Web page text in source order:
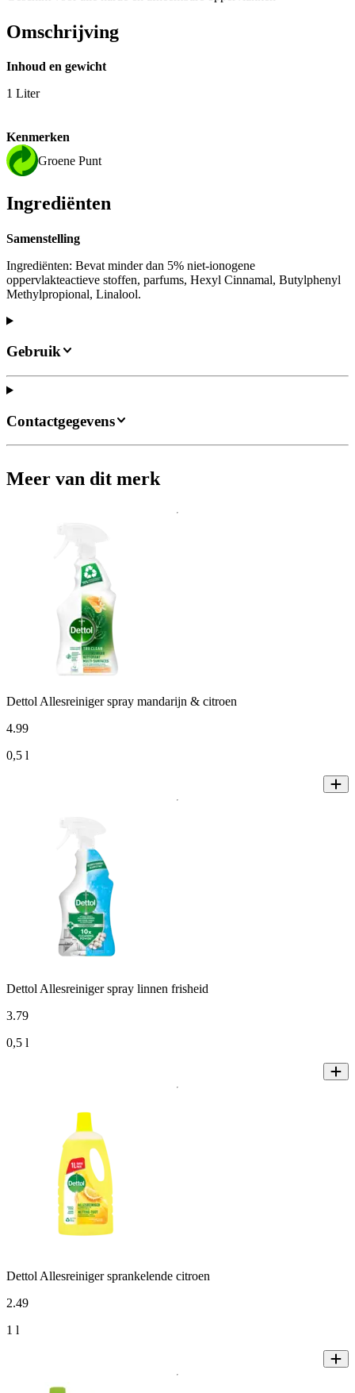
Omschrijving
Inhoud en gewicht
1 Liter
Kenmerken
Groene Punt
Ingrediënten
Samenstelling
Ingrediënten: Bevat minder dan 5% niet-ionogene
oppervlakteactieve stoffen, parfums, Hexyl Cinnamal, Butylphenyl
Methylpropional, Linalool.
Gebruik
Contactgegevens
Meer van dit merk
Dettol Allesreiniger spray mandarijn & citroen
4.99
0,5 l
Dettol Allesreiniger spray linnen frisheid
3.79
0,5 l
Dettol Allesreiniger sprankelende citroen
2.49
1 l